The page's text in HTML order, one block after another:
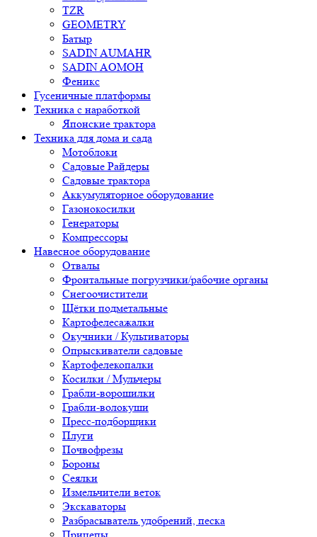
TZR
GEOMETRY
Батыр
SADIN AUMAHR
SADIN AOMOH
Феникс
Гусеничные платформы
Техника с наработкой
Японские трактора
Техника для дома и сада
Мотоблоки
Садовые Райдеры
Садовые трактора
Аккумуляторное оборудование
Газонокосилки
Генераторы
Компрессоры
Навесное оборудование
Отвалы
Фронтальные погрузчики/рабочие органы
Снегоочистители
Щётки подметальные
Картофелесажалки
Окучники / Культиваторы
Опрыскиватели садовые
Картофелекопалки
Косилки / Мульчеры
Грабли-ворошилки
Грабли-волокуши
Пресс-подборщики
Плуги
Почвофрезы
Бороны
Сеялки
Измельчители веток
Экскаваторы
Разбрасыватель удобрений, песка